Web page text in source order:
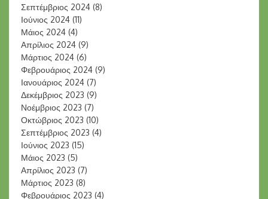
Σεπτέμβριος 2024 (8)
Ιούνιος 2024 (11)
Μάιος 2024 (4)
Απρίλιος 2024 (9)
Μάρτιος 2024 (6)
Φεβρουάριος 2024 (9)
Ιανουάριος 2024 (7)
Δεκέμβριος 2023 (9)
Νοέμβριος 2023 (7)
Οκτώβριος 2023 (10)
Σεπτέμβριος 2023 (4)
Ιούνιος 2023 (15)
Μάιος 2023 (5)
Απρίλιος 2023 (7)
Μάρτιος 2023 (8)
Φεβρουάριος 2023 (4)